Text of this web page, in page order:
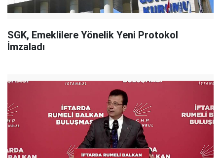
SGK, Emeklilere Yönelik Yeni Protokol
İmzaladı